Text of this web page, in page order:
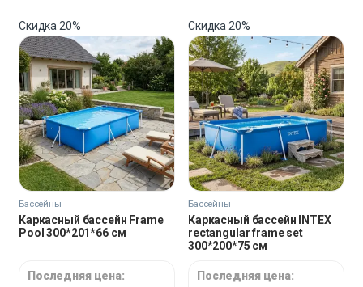
Скидка 20%
Бассейны
Каркасный бассейн Frame
Pool 300*201*66 см
Последняя цена:
Скидка 20%
Бассейны
Каркасный бассейн INTEX
rectangular frame set
300*200*75 см
Последняя цена: